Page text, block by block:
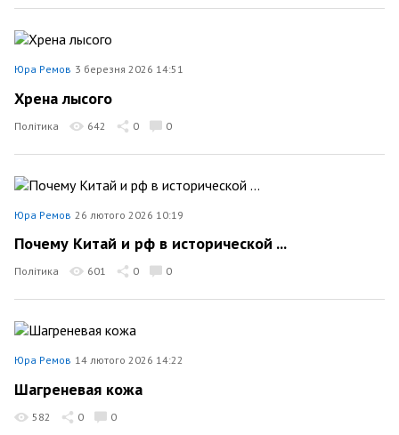
Юра Ремов 3 березня 2026 14:51
Хрена лысого
Політика 642 0 0
Юра Ремов 26 лютого 2026 10:19
Почему Китай и рф в исторической ...
Політика 601 0 0
Юра Ремов 14 лютого 2026 14:22
Шагреневая кожа
582 0 0